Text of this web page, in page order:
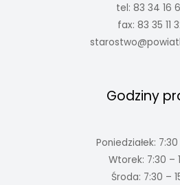
tel: 83 34 16
fax: 83 35 11
Godziny
Poniedziałek: 7:30
Wtorek: 7:30 –
Środa: 7:30 –